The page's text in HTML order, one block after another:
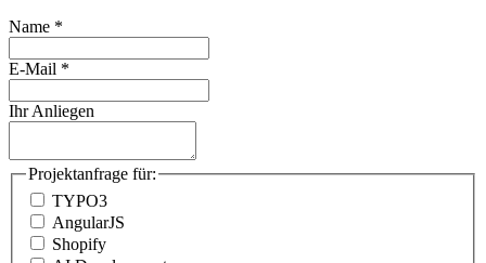
Name *
E-Mail *
Ihr Anliegen
Projektanfrage für:
TYPO3
AngularJS
Shopify